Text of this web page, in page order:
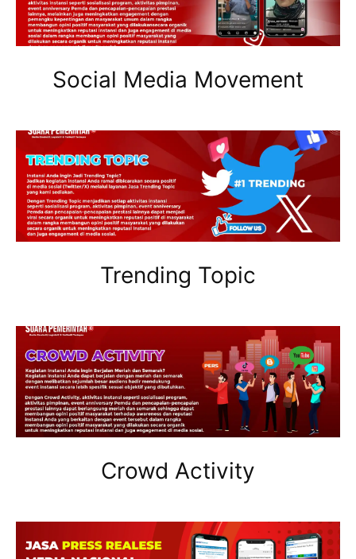
Social Media Movement
Trending Topic
Crowd Activity